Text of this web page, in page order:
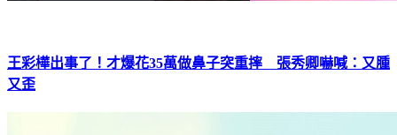
王彩樺出事了！才爆花35萬做鼻子突重摔 張秀卿嚇喊：又腫
又歪